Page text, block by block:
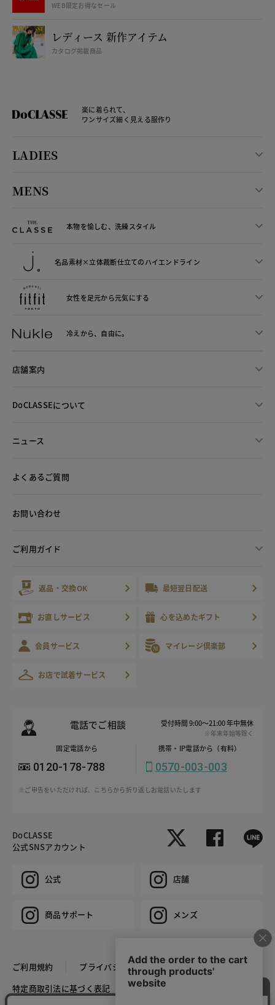
WEB限定お得なセール
レディース 新作アイテム
カタログ掲載商品
楽に着られて、
ワンサイズ細く見える服作り
LADIES
MENS
本物を愉しむ、洗練スタイル
名品素材×立体裁断仕立てのハイエンドライン
女性を足元から元気にする
冷えから、 自由に。
店舗案内
DoCLASSEについて
ニュース
よくあるご質問
お問い合わせ
ご利用ガイド
返品・交換OK 最短翌日配送
お直しサービス 心を込めたギフト
会員サービス マイレージ倶楽部
お店で試着サービス
電話でご相談 受付時間 9:00～21:00 年中無休
※年末年始等除く
固定電話から
0120-178-788
携帯・IP電話から（有料）
0570-003-003
※ご申告をいただければ、こちらから折り返しお電話いたします
DoCLASSE
公式SNSアカウント
公式 店舗
商品サポート メンズ
ご利用規約
プライバシーポリシー
特定商取引法に基づく表記
推奨環境